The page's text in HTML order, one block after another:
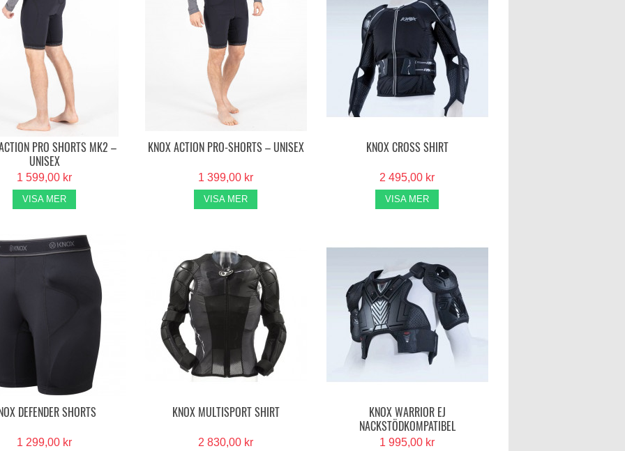
PRO SHORTS MK2 –
UNISEX
1 599,00 kr
VISA MER
KNOX ACTION PRO-SHORTS – UNISEX
1 399,00 kr
VISA MER
KNOX CROSS SHIRT
2 495,00 kr
VISA MER
DEFENDER SHORTS
1 299,00 kr
KNOX MULTISPORT SHIRT
2 830,00 kr
KNOX WARRIOR EJ
NACKSTÖDKOMPATIBEL
1 995,00 kr